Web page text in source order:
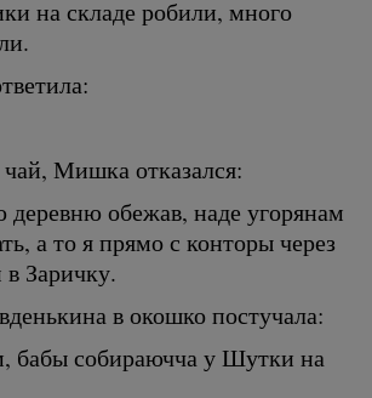
на складе робили, много
Мишка отказался:
обежав, наде угорянам
а то я прямо с конторы через
в Заричку.
в окошко постучала:
бабы собираючча у Шутки на